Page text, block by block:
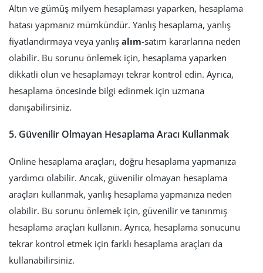
Altın ve gümüş milyem hesaplaması yaparken, hesaplama
hatası yapmanız mümkündür. Yanlış hesaplama, yanlış
fiyatlandırmaya veya yanlış alım-satım kararlarına neden
olabilir. Bu sorunu önlemek için, hesaplama yaparken
dikkatli olun ve hesaplamayı tekrar kontrol edin. Ayrıca,
hesaplama öncesinde bilgi edinmek için uzmana
danışabilirsiniz.
5. Güvenilir Olmayan Hesaplama Aracı Kullanmak
Online hesaplama araçları, doğru hesaplama yapmanıza
yardımcı olabilir. Ancak, güvenilir olmayan hesaplama
araçları kullanmak, yanlış hesaplama yapmanıza neden
olabilir. Bu sorunu önlemek için, güvenilir ve tanınmış
hesaplama araçları kullanın. Ayrıca, hesaplama sonucunu
tekrar kontrol etmek için farklı hesaplama araçları da
kullanabilirsiniz.